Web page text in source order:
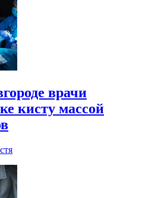
врачи
кисту массой